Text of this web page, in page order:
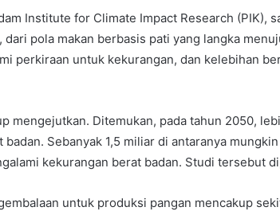
Institute for Climate Impact Research (PIK),
pola makan berbasis pati yang langka
perkiraan untuk kekurangan, dan kelebihan
mengejutkan. Ditemukan, pada tahun 2050,
Sebanyak 1,5 miliar di antaranya
kekurangan berat badan. Studi tersebut
untuk produksi pangan mencakup